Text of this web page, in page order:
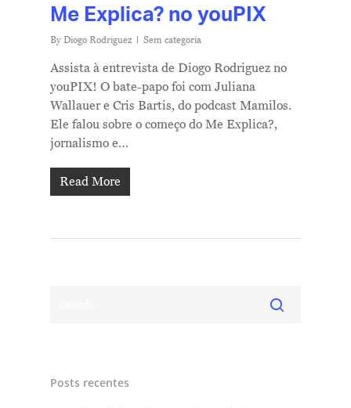
Me Explica? no youPIX
By Diogo Rodriguez Sem categoria
Assista à entrevista de Diogo Rodriguez no
youPIX! O bate-papo foi com Juliana
Wallauer e Cris Bartis, do podcast Mamilos.
Ele falou sobre o começo do Me Explica?,
jornalismo e…
Read More
Posts recentes